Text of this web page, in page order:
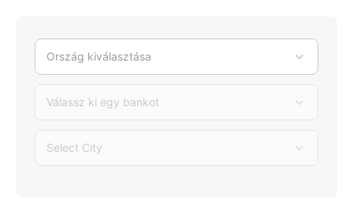
Ország kiválasztása
Válassz ki egy bankot
Select City